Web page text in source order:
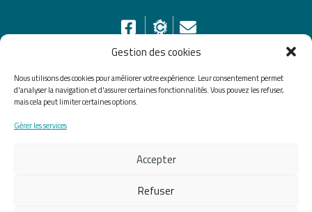
Gestion des cookies
Nous utilisons des cookies pour améliorer votre expérience. Leur consentement permet
d'analyser la navigation et d'assurer certaines fonctionnalités. Vous pouvez les refuser,
mais cela peut limiter certaines options.
Gérer les services
Accepter
Refuser
HORAIRES D’OUVERTURE
Du lundi au vendredi de 8h30 à 12h30 et de 13h30 à
Accessibilité
Confidentialité